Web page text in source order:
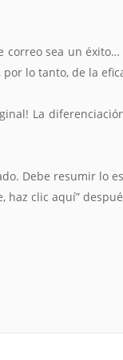
sea un
lo tanto, de la
La
Debe resumir lo
haz clic aquí”